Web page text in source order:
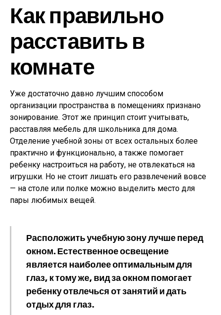
Как правильно
расставить в
комнате
Уже достаточно давно лучшим способом
организации пространства в помещениях признано
зонирование. Этот же принцип стоит учитывать,
расставляя мебель для школьника для дома.
Отделение учебной зоны от всех остальных более
практично и функционально, а также помогает
ребенку настроиться на работу, не отвлекаться на
игрушки. Но не стоит лишать его развлечений вовсе
— на столе или полке можно выделить место для
пары любимых вещей.
Расположить учебную зону лучше перед
окном. Естественное освещение
является наиболее оптимальным для
глаз, к тому же, вид за окном помогает
ребенку отвлечься от занятий и дать
отдых для глаз.